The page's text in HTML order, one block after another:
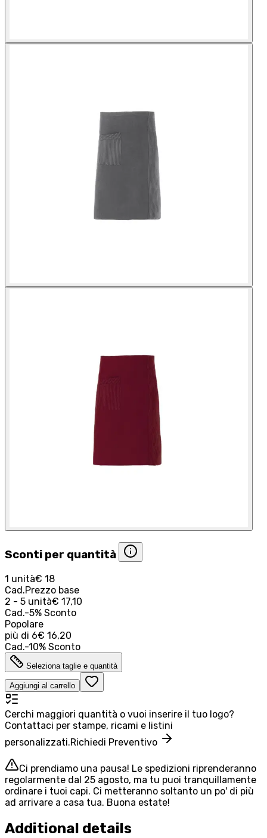
Sconti per quantità
1 unità€ 18
Cad.Prezzo base
2 - 5 unità€ 17,10
Cad.-5% Sconto
Popolare
più di 6€ 16,20
Cad.-10% Sconto
Seleziona taglie e quantità
Aggiungi al carrello
Cerchi maggiori quantità o vuoi inserire il tuo logo?
Contattaci per stampe, ricami e listini
personalizzati.Richiedi Preventivo
Ci prendiamo una pausa! Le spedizioni riprenderanno
regolarmente dal 25 agosto, ma tu puoi tranquillamente
ordinare i tuoi capi. Ci metteranno soltanto un po' di più
ad arrivare a casa tua. Buona estate!
Additional details